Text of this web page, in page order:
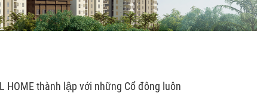
HOME thành lập với những Cổ đông luôn